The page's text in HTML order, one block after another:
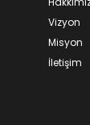
Vizyon
Misyon
İletişim